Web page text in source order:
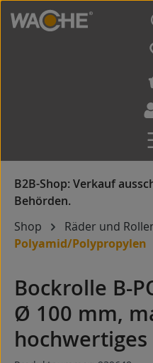
Zum Hauptinhalt springen
Shop
Räder und
Polyamid/Polypropylen
Bockrolle B-
Ø 100 mm,